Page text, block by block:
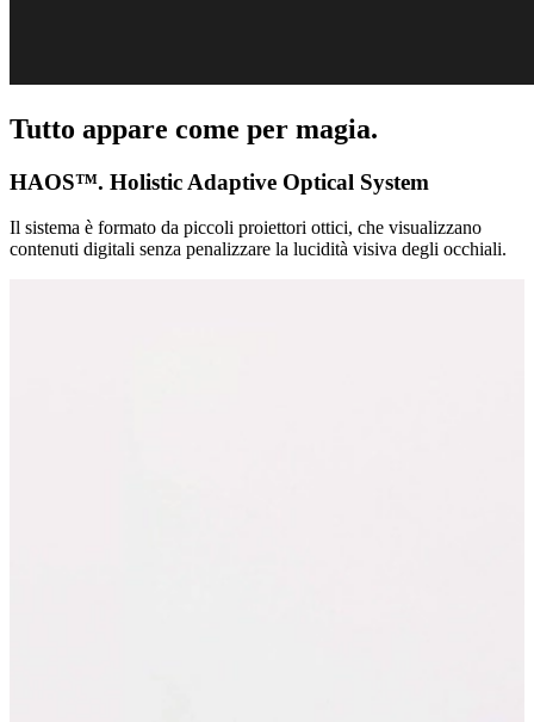
Tutto appare come per magia.
HAOS™. Holistic Adaptive Optical System
Il sistema è formato da piccoli proiettori ottici, che visualizzano
contenuti digitali senza penalizzare la lucidità visiva degli occhiali.